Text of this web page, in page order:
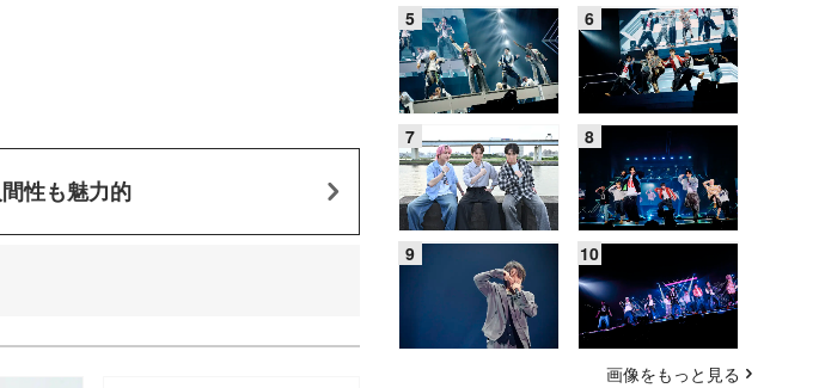
性も魅力的
画像をもっと見る